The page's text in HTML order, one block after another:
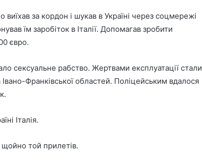
за кордон і шукав в Україні через соцмережі
їм заробіток в Італії. Допомагав зробити
євро.
сексуальне рабство. Жертвами експлуатації стали
Івано-Франківської областей. Поліцейським вдалося
Італія.
щойно той прилетів.